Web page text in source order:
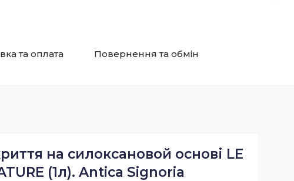
та оплата Повернення та обмін
на силоксановой основі LE
(1л). Antica Signoria